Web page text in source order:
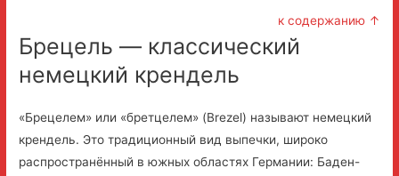
к содержанию ↑
Брецель — классический
немецкий крендель
«Брецелем» или «бретцелем» (Brezel) называют немецкий
крендель. Это традиционный вид выпечки, широко
распространённый в южных областях Германии: Баден-